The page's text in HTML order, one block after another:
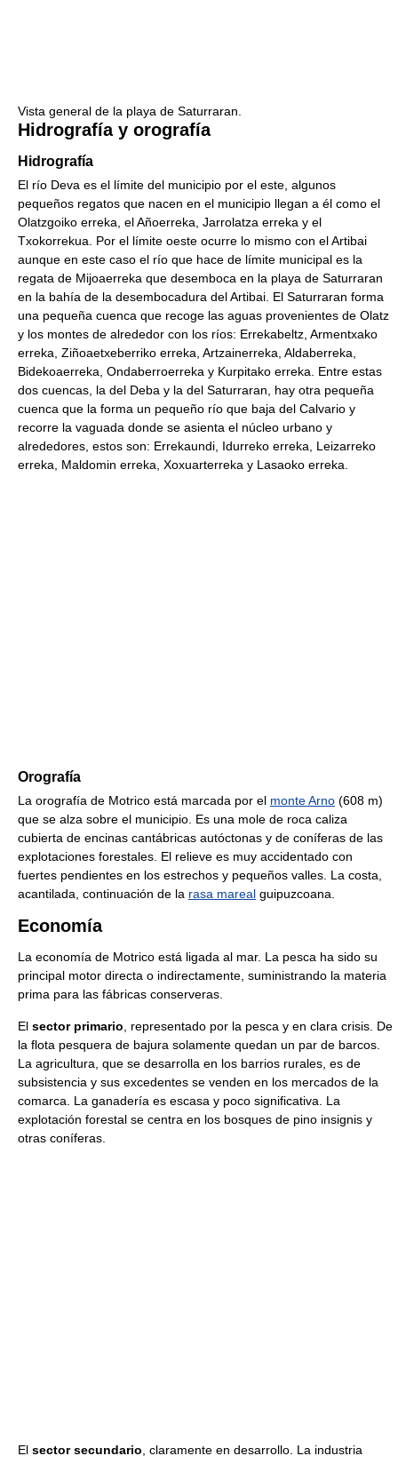
Vista general de la playa de Saturraran.
Hidrografía y orografía
Hidrografía
El río Deva es el límite del municipio por el este, algunos
pequeños regatos que nacen en el municipio llegan a él como el
Olatzgoiko erreka, el Añoerreka, Jarrolatza erreka y el
Txokorrekua. Por el límite oeste ocurre lo mismo con el Artibai
aunque en este caso el río que hace de límite municipal es la
regata de Mijoaerreka que desemboca en la playa de Saturraran
en la bahía de la desembocadura del Artibai. El Saturraran forma
una pequeña cuenca que recoge las aguas provenientes de Olatz
y los montes de alrededor con los ríos: Errekabeltz, Armentxako
erreka, Ziñoaetxeberriko erreka, Artzainerreka, Aldaberreka,
Bidekoaerreka, Ondaberroerreka y Kurpitako erreka. Entre estas
dos cuencas, la del Deba y la del Saturraran, hay otra pequeña
cuenca que la forma un pequeño río que baja del Calvario y
recorre la vaguada donde se asienta el núcleo urbano y
alrededores, estos son: Errekaundi, Idurreko erreka, Leizarreko
erreka, Maldomin erreka, Xoxuarterreka y Lasaoko erreka.
Orografía
La orografía de Motrico está marcada por el monte Arno (608 m)
que se alza sobre el municipio. Es una mole de roca caliza
cubierta de encinas cantábricas autóctonas y de coníferas de las
explotaciones forestales. El relieve es muy accidentado con
fuertes pendientes en los estrechos y pequeños valles. La costa,
acantilada, continuación de la rasa mareal guipuzcoana.
Economía
La economía de Motrico está ligada al mar. La pesca ha sido su
principal motor directa o indirectamente, suministrando la materia
prima para las fábricas conserveras.
El sector primario, representado por la pesca y en clara crisis. De
la flota pesquera de bajura solamente quedan un par de barcos.
La agricultura, que se desarrolla en los barrios rurales, es de
subsistencia y sus excedentes se venden en los mercados de la
comarca. La ganadería es escasa y poco significativa. La
explotación forestal se centra en los bosques de pino insignis y
otras coníferas.
El sector secundario, claramente en desarrollo. La industria